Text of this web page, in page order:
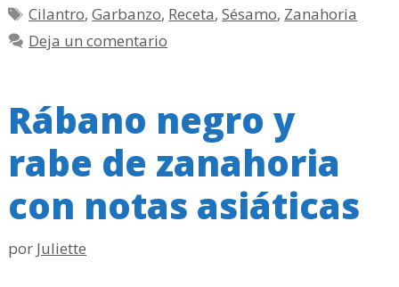
Etiquetas
Cilantro,Garbanzo, Receta,Sésamo, Zanahoria
Deja un comentario
Rábano negro y
rabe de zanahoria
con notas asiáticas
por Juliette